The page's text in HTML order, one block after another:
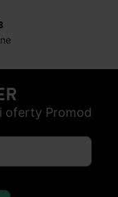
oferty Promod